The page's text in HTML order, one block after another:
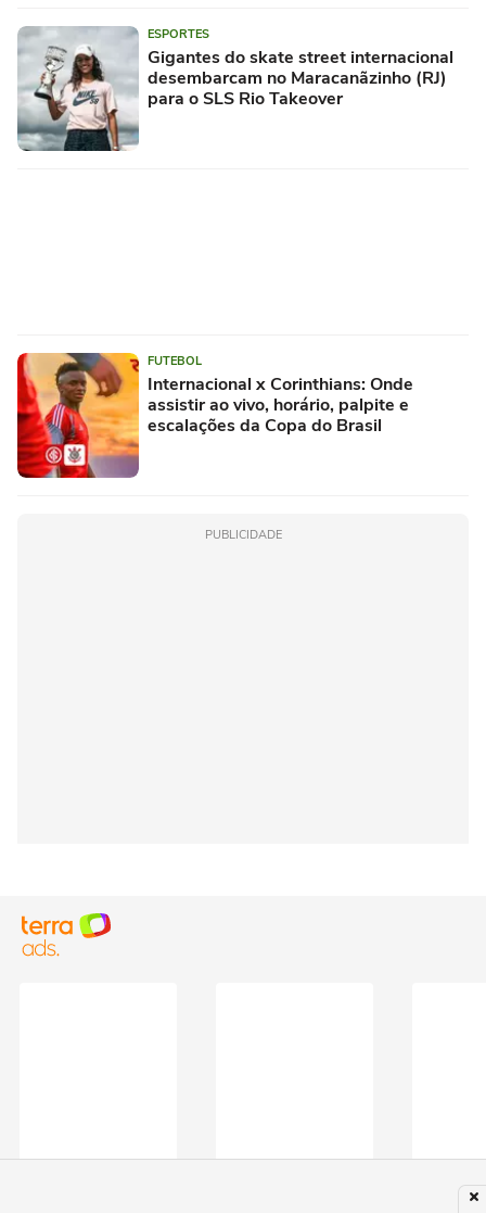
ESPORTES
Gigantes do skate street internacional
desembarcam no Maracanãzinho (RJ)
para o SLS Rio Takeover
FUTEBOL
Internacional x Corinthians: Onde
assistir ao vivo, horário, palpite e
escalações da Copa do Brasil
PUBLICIDADE